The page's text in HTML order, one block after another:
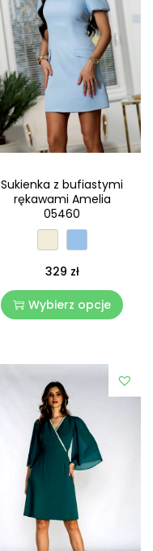
Sukienka z bufiastymi
rękawami Amelia
05460
329 zł
Wybierz opcje